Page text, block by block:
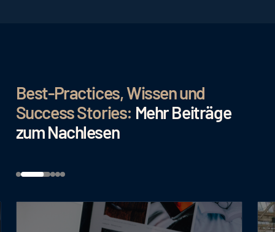
Best-Practices, Wissen und
Success Stories: Mehr Beiträge
zum Nachlesen